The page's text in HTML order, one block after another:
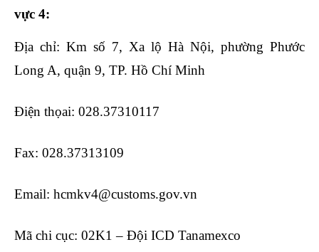
vực 4:
Địa chỉ: Km số 7, Xa lộ Hà Nội, phường Phước
Long A, quận 9, TP. Hồ Chí Minh
Điện thọai: 028.37310117
Fax: 028.37313109
Email: hcmkv4@customs.gov.vn
Mã chi cục: 02K1 – Đội ICD Tanamexco